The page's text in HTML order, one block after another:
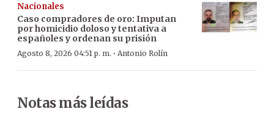
Nacionales
Caso compradores de oro: Imputan
por homicidio doloso y tentativa a
españoles y ordenan su prisión
Agosto 8, 2026 04:51 p. m. · Antonio Rolín
Notas más leídas